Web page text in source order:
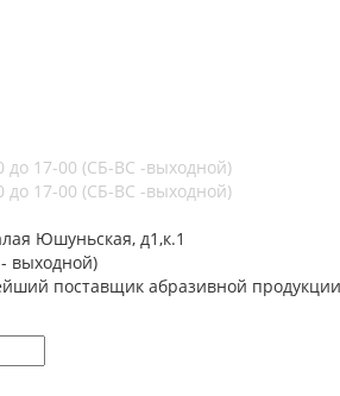
до 17-00 (СБ-ВС -выходной)
до 17-00 (СБ-ВС -выходной)
Юшуньская, д1,к.1
выходной)
поставщик абразивной продукции